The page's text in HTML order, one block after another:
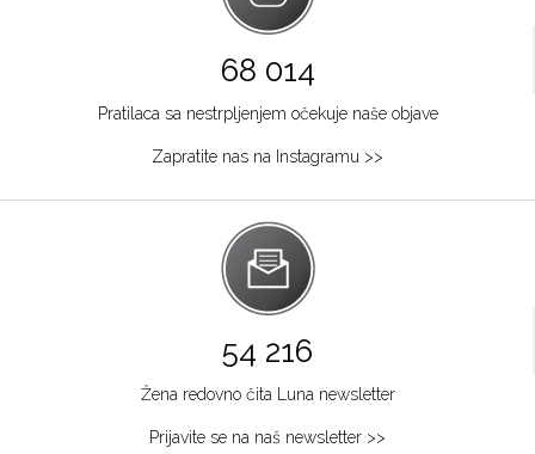
68 014
Pratilaca sa nestrpljenjem očekuje naše objave
Zapratite nas na Instagramu >>
54 216
Žena redovno čita Luna newsletter
Prijavite se na naš newsletter >>